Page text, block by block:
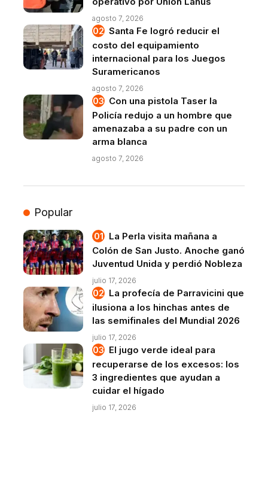
agosto 7, 2026
Santa Fe logró reducir el
costo del equipamiento
internacional para los Juegos
Suramericanos
agosto 7, 2026
Con una pistola Taser la
Policía redujo a un hombre que
amenazaba a su padre con un
arma blanca
agosto 7, 2026
Popular
La Perla visita mañana a
Colón de San Justo. Anoche ganó
Juventud Unida y perdió Nobleza
julio 17, 2026
La profecía de Parravicini que
ilusiona a los hinchas antes de
las semifinales del Mundial 2026
julio 17, 2026
El jugo verde ideal para
recuperarse de los excesos: los
3 ingredientes que ayudan a
cuidar el hígado
julio 17, 2026